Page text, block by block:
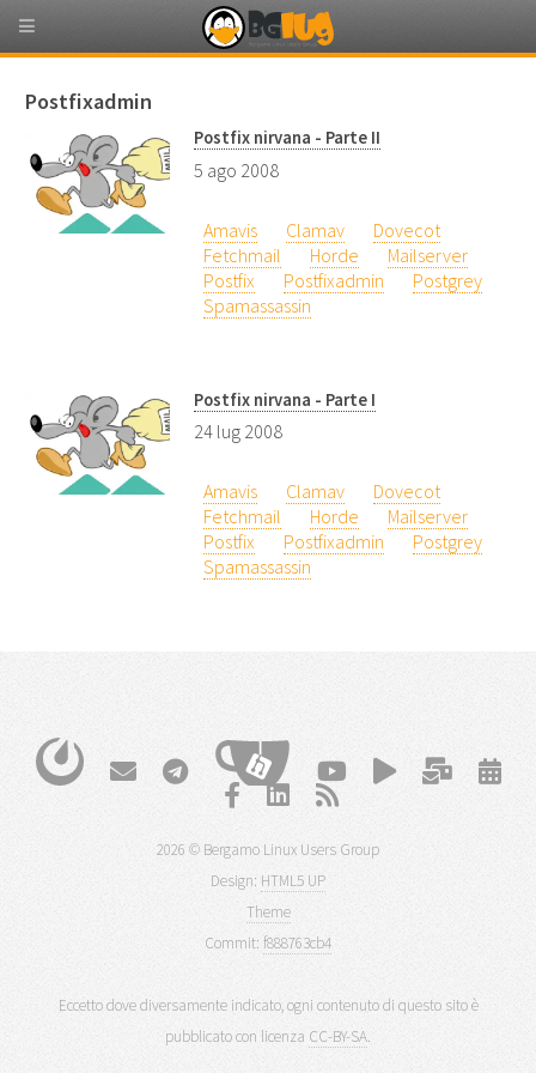
Postfixadmin
Postfix nirvana - Parte II
5 ago 2008
Amavis Clamav
Dovecot
Fetchmail
Horde
Mailserver
Postfix
Postfixadmin
Postgrey
Spamassassin
Postfix nirvana - Parte I
24 lug 2008
Amavis Clamav
Dovecot
Fetchmail
Horde
Mailserver
Postfix
Postfixadmin
Postgrey
Spamassassin
2026 © Bergamo Linux Users Group
Design: HTML5 UP
Theme
Commit: f888763cb4
Eccetto dove diversamente indicato, ogni contenuto di questo sito è
pubblicato con licenza CC-BY-SA.